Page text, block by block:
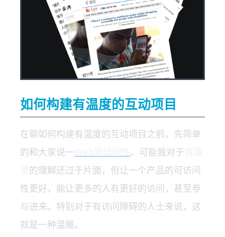
如何构建有温度的互动项目
在聊如何构建有温度的互动项目之前，先简单
的和大家说一
。可能我对于
的理解还过于片面，但让一个产品的可访问
性更好，能让更多的人有更好的访问，甚至参
与进来。特别对于有访问障碍的人士来说，这
就是一种温暖。